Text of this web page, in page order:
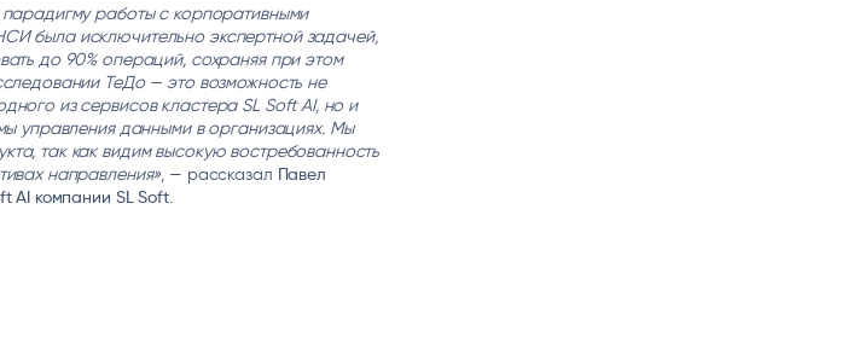
парадигму работы с корпоративными
была исключительно экспертной задачей,
до 90% операций, сохраняя при этом
ТеДо — это возможность не
из сервисов кластера SL Soft AI, но и
управления данными в организациях. Мы
так как видим высокую востребованность
направления», — рассказал Павел
AI компании SL Soft.